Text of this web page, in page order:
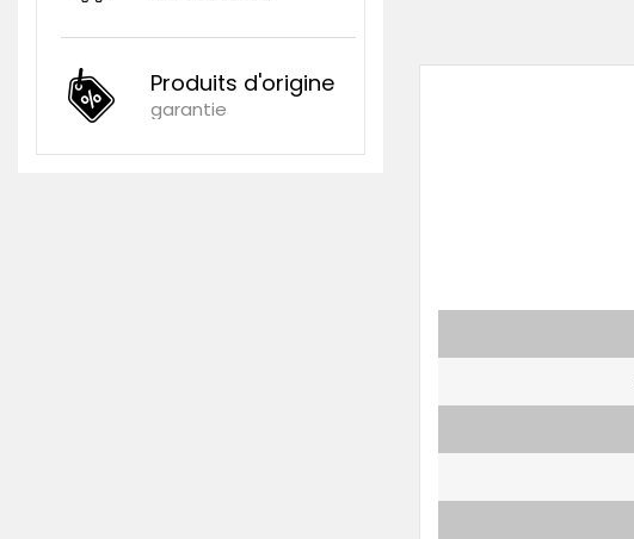
Produits d'origine
garantie